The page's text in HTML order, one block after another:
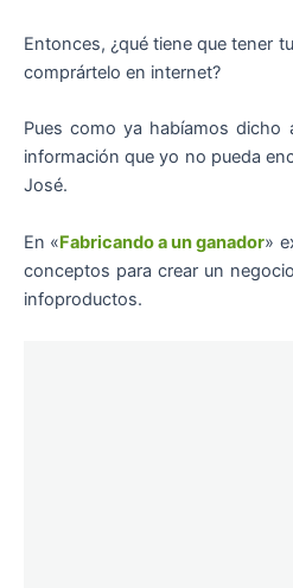
Entonces, ¿qué tiene que tener
comprártelo en internet?
Pues como ya habíamos dicho
información que yo no pueda
José.
En «Fabricando a un ganador»
conceptos para crear un
infoproductos.